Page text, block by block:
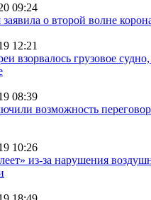
09:24
о второй волне
12:21
взорвалось грузовое судно,
08:39
возможность
10:26
из-за нарушения